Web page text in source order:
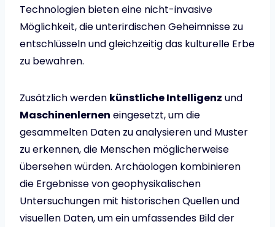
Technologien bieten eine nicht-invasive
Möglichkeit, die unterirdischen Geheimnisse zu
entschlüsseln und gleichzeitig das kulturelle Erbe
zu bewahren.
Zusätzlich werden künstliche Intelligenz und
Maschinenlernen eingesetzt, um die
gesammelten Daten zu analysieren und Muster
zu erkennen, die Menschen möglicherweise
übersehen würden. Archäologen kombinieren
die Ergebnisse von geophysikalischen
Untersuchungen mit historischen Quellen und
visuellen Daten, um ein umfassendes Bild der